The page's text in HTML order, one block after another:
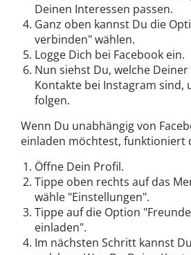
Deinen Interessen passen.
Ganz oben kannst Du die
verbinden" wählen.
Logge Dich bei Facebook ein.
Nun siehst Du, welche Deiner
Kontakte bei Instagram sind,
folgen.
Wenn Du unabhängig von
einladen möchtest, funktioniert
Öffne Dein Profil.
Tippe oben rechts auf das
wähle "Einstellungen".
Tippe auf die Option
einladen".
Im nächsten Schritt kannst